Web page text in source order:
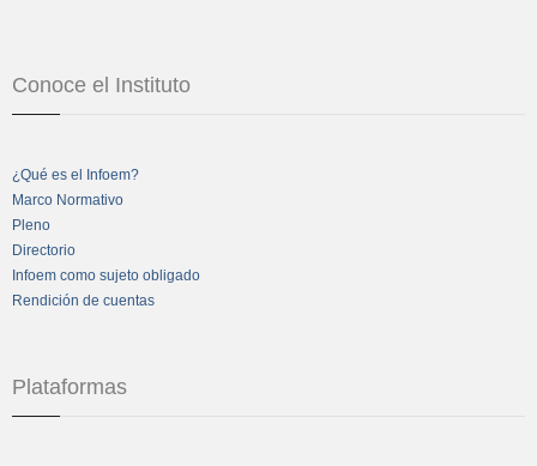
Conoce el Instituto
¿Qué es el Infoem?
Marco Normativo
Pleno
Directorio
Infoem como sujeto obligado
Rendición de cuentas
Plataformas